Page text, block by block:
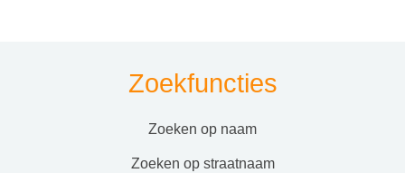
Zoekfuncties
zoeken op naam
zoeken op straatnaam